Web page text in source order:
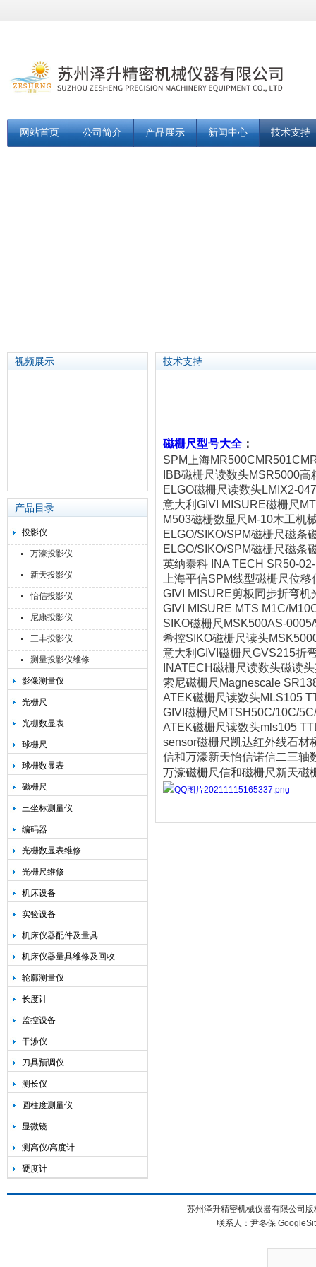
网站首页 公司简介 产品展示 新闻中心 技术支持
视频展示
产品目录
投影仪
万濠投影仪
新天投影仪
怡信投影仪
尼康投影仪
三丰投影仪
测量投影仪维修
影像测量仪
光栅尺
光栅数显表
球栅尺
球栅数显表
磁栅尺
三坐标测量仪
编码器
光栅数显表维修
光栅尺维修
机床设备
实验设备
机床仪器配件及量具
机床仪器量具维修及回收
轮廓测量仪
长度计
监控设备
干涉仪
刀具预调仪
测长仪
圆柱度测量仪
显微镜
测高仪/高度计
硬度计
技术支持
磁栅尺型号大全 ：
SPM上海
IBB磁栅尺读数头MSR5000
ELGO磁栅尺读数头LMIX2-
意大利GIVI MISURE磁栅尺
M503磁栅数显尺M-10木工机
ELGO/SIKO/SPM磁栅尺磁条
ELGO/SIKO/SPM磁栅尺磁条
英纳泰科 INA TECH SR50-
上海平信SPM线型磁栅尺位
GIVI MISURE剪板同步折弯
GIVI MISURE MTS M1C/
SIKO磁栅尺MSK500AS-
希控SIKO磁栅尺读头
意大利GIVI磁栅尺GVS215折
INATECH磁栅尺读数头磁读
索尼磁栅尺Magnescale
ATEK磁栅尺读数头MLS105
GIVI磁栅尺MTSH50C/10C/
ATEK磁栅尺读数头mls105
sensor磁栅尺凯达红外线石材
信和万濠新天怡信诺信二三轴
万濠磁栅尺信和磁栅尺新天磁
苏州泽升精密机械仪器有限公司
联系人：尹冬保